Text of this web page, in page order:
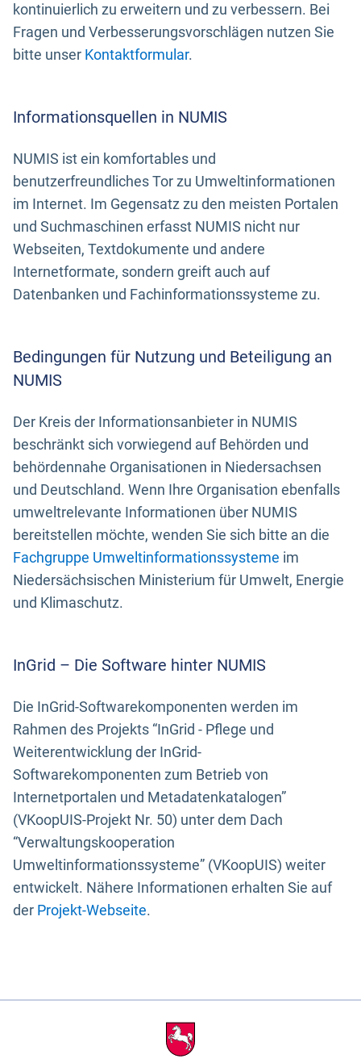
kontinuierlich zu erweitern und zu verbessern. Bei
Fragen und Verbesserungsvorschlägen nutzen Sie
bitte unser Kontaktformular.
Informationsquellen in NUMIS
NUMIS ist ein komfortables und
benutzerfreundliches Tor zu Umweltinformationen
im Internet. Im Gegensatz zu den meisten Portalen
und Suchmaschinen erfasst NUMIS nicht nur
Webseiten, Textdokumente und andere
Internetformate, sondern greift auch auf
Datenbanken und Fachinformationssysteme zu.
Bedingungen für Nutzung und Beteiligung an
NUMIS
Der Kreis der Informationsanbieter in NUMIS
beschränkt sich vorwiegend auf Behörden und
behördennahe Organisationen in Niedersachsen
und Deutschland. Wenn Ihre Organisation ebenfalls
umweltrelevante Informationen über NUMIS
bereitstellen möchte, wenden Sie sich bitte an die
Fachgruppe Umweltinformationssysteme im
Niedersächsischen Ministerium für Umwelt, Energie
und Klimaschutz.
InGrid – Die Software hinter NUMIS
Die InGrid-Softwarekomponenten werden im
Rahmen des Projekts “InGrid - Pflege und
Weiterentwicklung der InGrid-
Softwarekomponenten zum Betrieb von
Internetportalen und Metadatenkatalogen”
(VKoopUIS-Projekt Nr. 50) unter dem Dach
“Verwaltungskooperation
Umweltinformationssysteme” (VKoopUIS) weiter
entwickelt. Nähere Informationen erhalten Sie auf
der Projekt-Webseite.